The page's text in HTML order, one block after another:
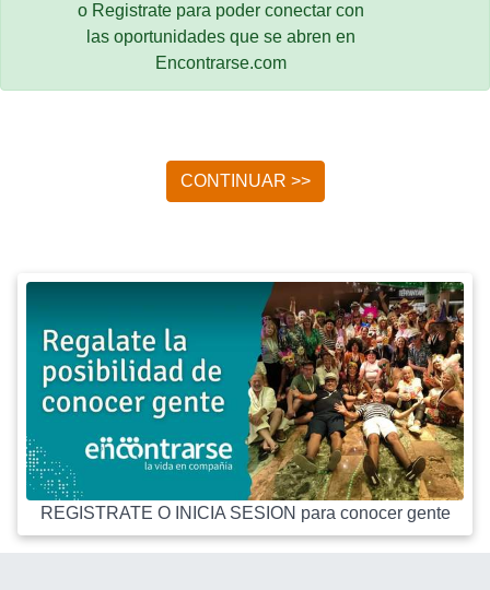
o Registrate para poder conectar con
las oportunidades que se abren en
Encontrarse.com
CONTINUAR >>
REGISTRATE O INICIA SESION para conocer gente